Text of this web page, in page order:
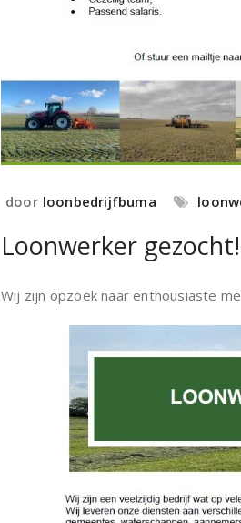
door loonbedrijfbuma
Loonwerker gezocht!
Wij zijn opzoek naar enthousiaste